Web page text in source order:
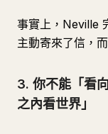
事實上，Neville
主動寄來了信，
3. 你不能「看
之內看世界」